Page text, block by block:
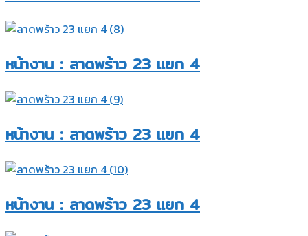
หน้างาน : ลาดพร้าว 23 แยก 4​
หน้างาน : ลาดพร้าว 23 แยก 4​
หน้างาน : ลาดพร้าว 23 แยก 4​